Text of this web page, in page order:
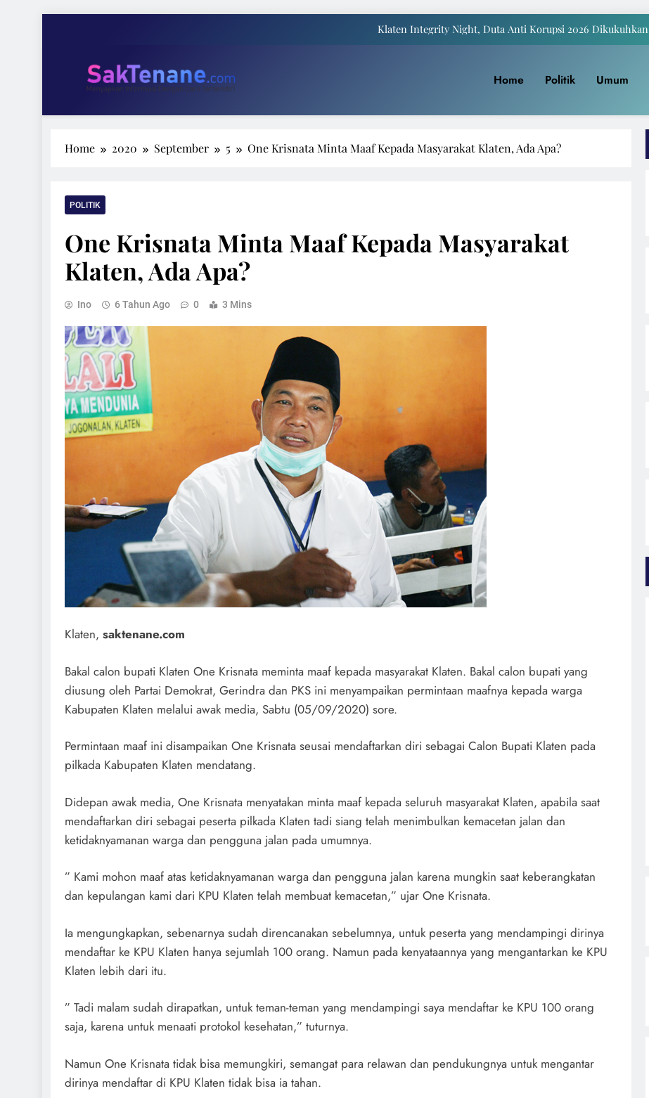
Klaten Integrity Night, Duta Anti Korupsi 2026 Dikukuhkan
Wakil Ketua Komite I DPD RI Muhdi: Pendidikan Harus Dinikmati Semua Masyarakat
Yaqowiyu, Menko Perekonomian Ikut Sebar Ribuan Apem
Klaten Integrity Night, Duta Anti Korupsi 2026 Dikukuhkan
SakTenane.com
Home Politik Umum
Home 2020 September 5 One Krisnata Minta Maaf Kepada Masyarakat Klaten, Ada Apa?
POLITIK
One Krisnata Minta Maaf Kepada Masyarakat
Klaten, Ada Apa?
Ino 6 Tahun Ago 0 3 Mins
Klaten, saktenane.com
Bakal calon bupati Klaten One Krisnata meminta maaf kepada masyarakat Klaten. Bakal calon bupati yang
diusung oleh Partai Demokrat, Gerindra dan PKS ini menyampaikan permintaan maafnya kepada warga
Kabupaten Klaten melalui awak media, Sabtu (05/09/2020) sore.
Permintaan maaf ini disampaikan One Krisnata seusai mendaftarkan diri sebagai Calon Bupati Klaten pada
pilkada Kabupaten Klaten mendatang.
Didepan awak media, One Krisnata menyatakan minta maaf kepada seluruh masyarakat Klaten, apabila saat
mendaftarkan diri sebagai peserta pilkada Klaten tadi siang telah menimbulkan kemacetan jalan dan
ketidaknyamanan warga dan pengguna jalan pada umumnya.
” Kami mohon maaf atas ketidaknyamanan warga dan pengguna jalan karena mungkin saat keberangkatan
dan kepulangan kami dari KPU Klaten telah membuat kemacetan,” ujar One Krisnata.
Ia mengungkapkan, sebenarnya sudah direncanakan sebelumnya, untuk peserta yang mendampingi dirinya
mendaftar ke KPU Klaten hanya sejumlah 100 orang. Namun pada kenyataannya yang mengantarkan ke KPU
Klaten lebih dari itu.
” Tadi malam sudah dirapatkan, untuk teman-teman yang mendampingi saya mendaftar ke KPU 100 orang
saja, karena untuk menaati protokol kesehatan,” tuturnya.
Namun One Krisnata tidak bisa memungkiri, semangat para relawan dan pendukungnya untuk mengantar
dirinya mendaftar di KPU Klaten tidak bisa ia tahan.